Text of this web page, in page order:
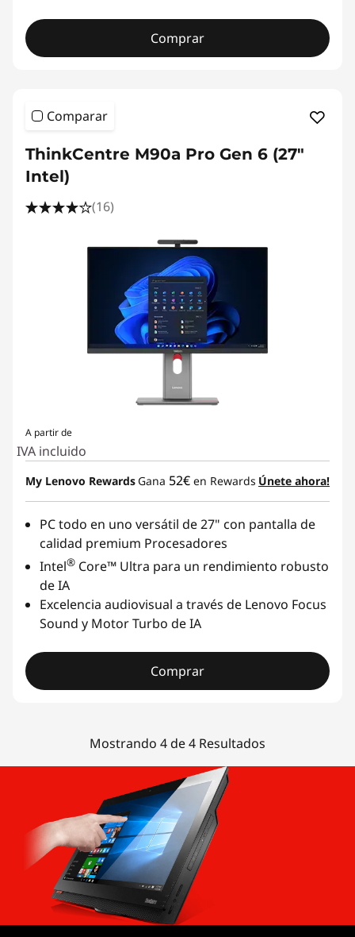
Comprar
Comparar
ThinkCentre M90a Pro Gen 6 (27ʺ
Intel)
(16)
A partir de
IVA incluido
My Lenovo Rewards Gana 52€ en Rewards Únete ahora!
PC todo en uno versátil de 27" con pantalla de
calidad premium Procesadores
Intel® Core™ Ultra para un rendimiento robusto
de IA
Excelencia audiovisual a través de Lenovo Focus
Sound y Motor Turbo de IA
Comprar
Mostrando 4 de 4 Resultados